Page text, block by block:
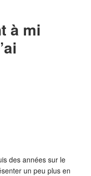
à mi
des années sur le
un peu plus en